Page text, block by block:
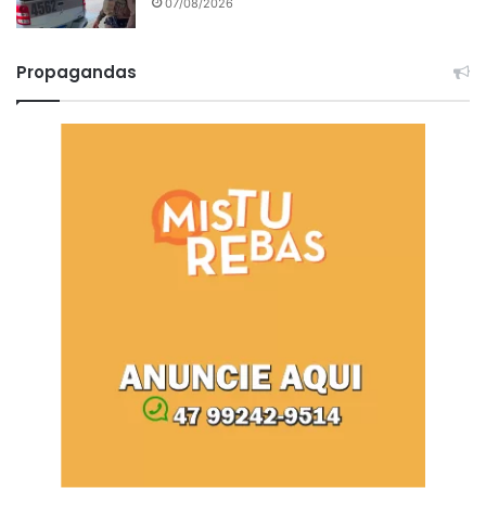
07/08/2026
Propagandas